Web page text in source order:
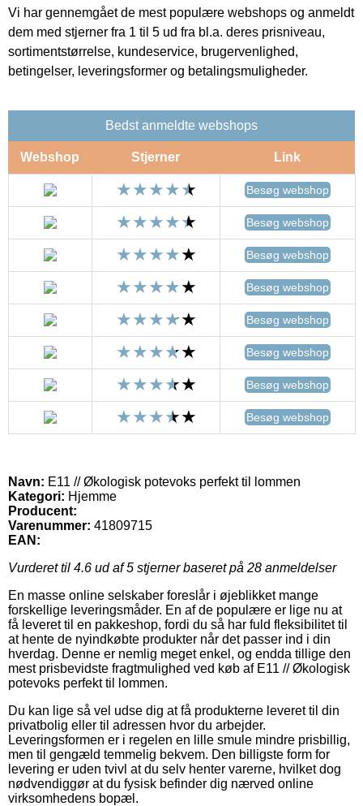
Vi har gennemgået de mest populære webshops og anmeldt
dem med stjerner fra 1 til 5 ud fra bl.a. deres prisniveau,
sortimentstørrelse, kundeservice, brugervenlighed,
betingelser, leveringsformer og betalingsmuligheder.
Bedst anmeldte webshops
Webshop Stjerner Link
Besøg webshop
Besøg webshop
Besøg webshop
Besøg webshop
Besøg webshop
Besøg webshop
Besøg webshop
Besøg webshop
Navn: E11 // Økologisk potevoks perfekt til lommen
Kategori: Hjemme
Producent:
Varenummer: 41809715
EAN:
Vurderet til 4.6 ud af 5 stjerner baseret på 28 anmeldelser
En masse online selskaber foreslår i øjeblikket mange
forskellige leveringsmåder. En af de populære er lige nu at
få leveret til en pakkeshop, fordi du så har fuld fleksibilitet til
at hente de nyindkøbte produkter når det passer ind i din
hverdag. Denne er nemlig meget enkel, og endda tillige den
mest prisbevidste fragtmulighed ved køb af E11 // Økologisk
potevoks perfekt til lommen.
Du kan lige så vel udse dig at få produkterne leveret til din
privatbolig eller til adressen hvor du arbejder.
Leveringsformen er i regelen en lille smule mindre prisbillig,
men til gengæld temmelig bekvem. Den billigste form for
levering er uden tvivl at du selv henter varerne, hvilket dog
nødvendiggør at du fysisk befinder dig nærved online
virksomhedens bopæl.